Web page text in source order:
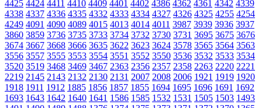
4425 4424 4411 4410 4409 4401 4402 4386 4362 4361 4342 4339
4338 4337 4336 4335 4332 4333 4334 4327 4326 4325 4255 4254
4249 4091 4090 4089 4015 4013 4014 4011 3987 3939 3936 3937
3860 3859 3736 3735 3733 3734 3732 3730 3731 3695 3675 3676
3674 3667 3668 3666 3635 3622 3623 3624 3578 3565 3564 3563
3556 3557 3555 3553 3554 3551 3552 3550 3536 3532 3533 3534
3520 3519 3468 3469 3467 2363 2356 2357 2358 2263 2220 2221
2219 2145 2143 2132 2130 2131 2007 2008 2006 1921 1919 1920
1918 1911 1912 1885 1856 1857 1855 1694 1695 1696 1691 1692
1693 1643 1642 1640 1641 1586 1585 1532 1531 1505 1503 1493